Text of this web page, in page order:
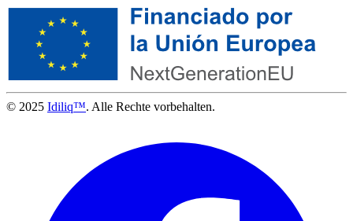
© 2025 Idiliq™. Alle Rechte vorbehalten.